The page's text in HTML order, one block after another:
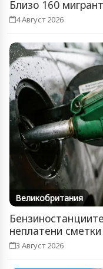
Близо 160
4 Август 2026
Великобритания
неплатени сметки
3 Август 2026